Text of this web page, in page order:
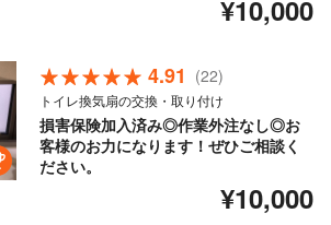
¥10,000
4.91 (22)
トイレ換気扇の交換・取り付け
損害保険加入済み◎作業外注なし◎お
客様のお力になります！ぜひご相談く
ださい。
¥10,000